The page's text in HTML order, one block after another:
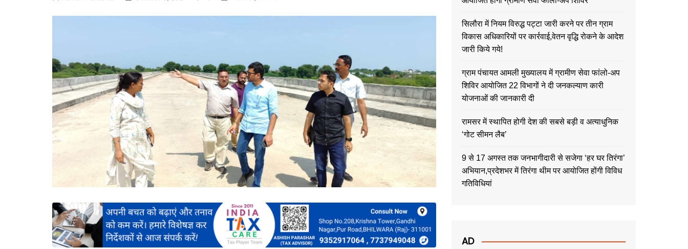
सिलौरा में नियम विरुद्ध पट्टा जारी करने पर तीन ग्राम
विकास अधिकारियों पर कार्रवाई,वेतन वृद्धि रोकने के आदेश
जारी किये गये!
ग्राम पंचायत आमली मुख्यालय में ग्रामीण सेवा फांलो-अप
शिविर आयोजित 22 विभागों ने दी जनकल्याण कारी
योजनाओं की जानकारी दी
रामसर में स्थापित होगी देश की सबसे बड़ी व अत्याधुनिक
‘गोट सीमन लैब’
9 से 17 अगस्त तक जनभागीदारी से सजेगा ‘हर घर तिरंगा’
अभियान,प्रदेशभर में तिरंगा थीम पर आयोजित होंगी विविध
गतिविधियां
AD